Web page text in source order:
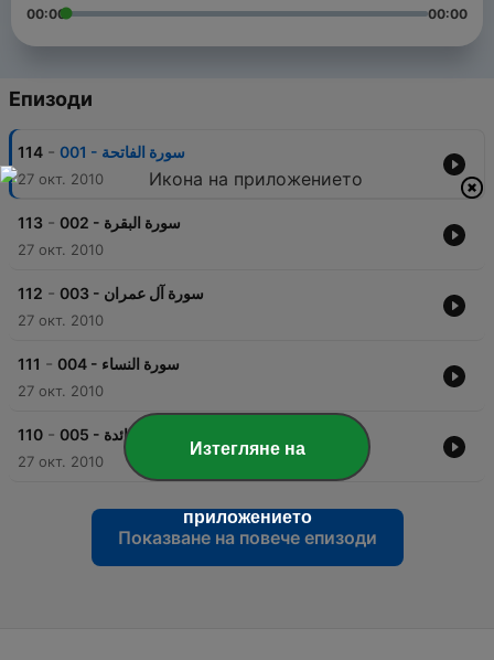
00:00 00:00
Епизоди
114 - 001 - سورة الفاتحة
27 окт. 2010
113 - 002 - سورة البقرة
27 окт. 2010
112 - 003 - سورة آل عمران
27 окт. 2010
111 - 004 - سورة النساء
27 окт. 2010
110 - 005 - سورة المائدة
27 окт. 2010
Показване на повече епизоди
Изтегляне на
приложението